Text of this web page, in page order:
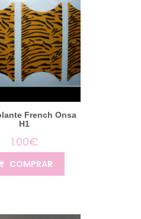
French Onsa
H1
1.00€
COMPRAR